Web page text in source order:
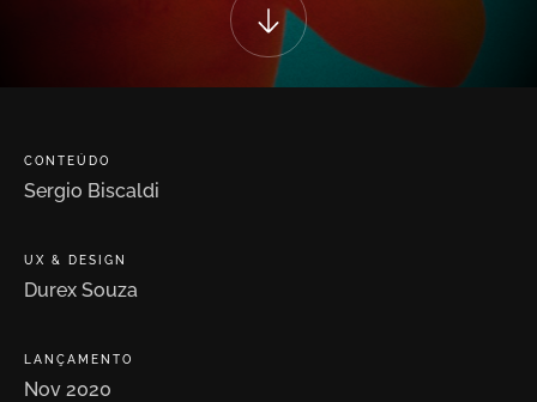
CONTEÚDO
Sergio Biscaldi
UX & DESIGN
Durex Souza
LANÇAMENTO
Nov 2020